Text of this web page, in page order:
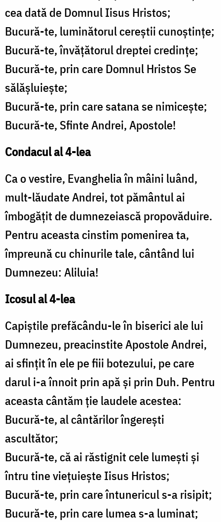
cea dată de Domnul Iisus Hristos;
Bucură-te, luminătorul cereştii cunoştinţe;
Bucură-te, învăţătorul dreptei credinţe;
Bucură-te, prin care Domnul Hristos Se
sălăşluieşte;
Bucură-te, prin care satana se nimiceşte;
Bucură-te, Sfinte Andrei, Apostole!
Condacul al 4-lea
Ca o vestire, Evanghelia în mâini luând,
mult-lăudate Andrei, tot pământul ai
îmbogăţit de dumnezeiască propovăduire.
Pentru aceasta cinstim pomenirea ta,
împreună cu chinurile tale, cântând lui
Dumnezeu: Aliluia!
Icosul al 4-lea
Capiştile prefăcându-le în biserici ale lui
Dumnezeu, preacinstite Apostole Andrei,
ai sfinţit în ele pe fiii botezului, pe care
darul i-a înnoit prin apă şi prin Duh. Pentru
aceasta cântăm ţie laudele acestea:
Bucură-te, al cântărilor îngereşti
ascultător;
Bucură-te, că ai răstignit cele lumeşti şi
întru tine vieţuieşte Iisus Hristos;
Bucură-te, prin care întunericul s-a risipit;
Bucură-te, prin care lumea s-a luminat;